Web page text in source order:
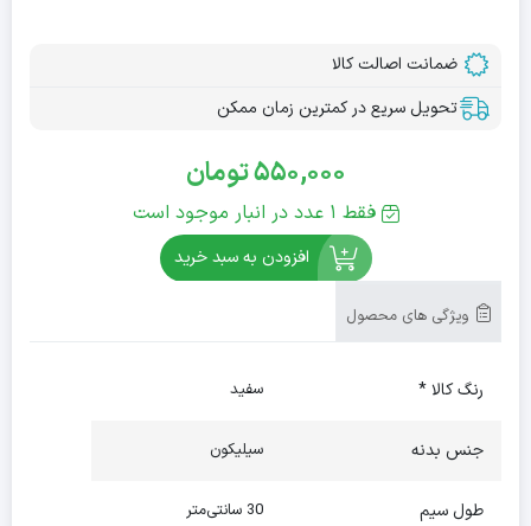
ضمانت اصالت کالا
تحویل سریع در کمترین زمان ممکن
550,000تومان
فقط 1 عدد در انبار موجود است
افزودن به سبد خرید
ویژگی های محصول
رنگ کالا * سفید
جنس بدنه سیلیکون
طول سیم 30 سانتی‌متر